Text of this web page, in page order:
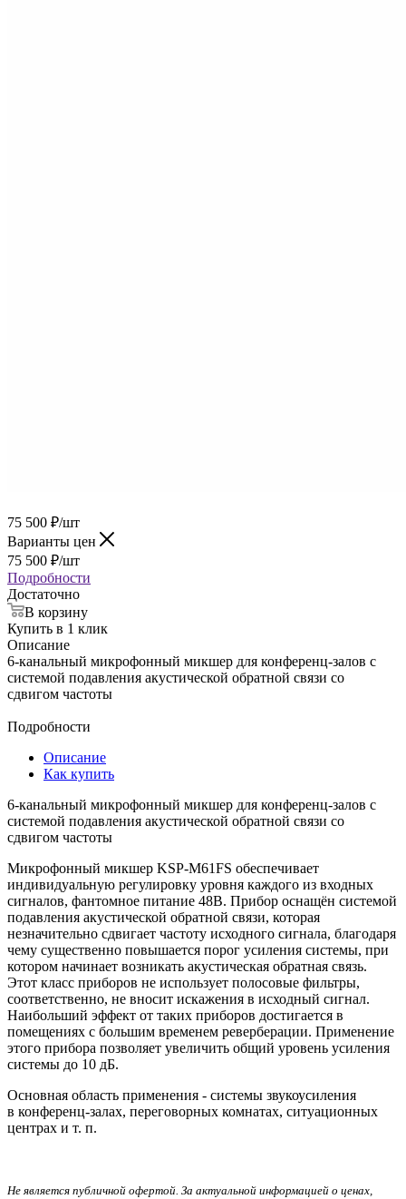
75 500 ₽/шт
Варианты цен
75 500 ₽/шт
Подробности
Достаточно
В корзину
Купить в 1 клик
Описание
6-канальный микрофонный микшер для конференц-залов с
системой подавления акустической обратной связи со
сдвигом частоты
Подробности
Описание
Как купить
6-канальный микрофонный микшер для конференц-залов с
системой подавления акустической обратной связи со
сдвигом частоты
Микрофонный микшер KSP-M61FS обеспечивает
индивидуальную регулировку уровня каждого из входных
сигналов, фантомное питание 48В. Прибор оснащён системой
подавления акустической обратной связи, которая
незначительно сдвигает частоту исходного сигнала, благодаря
чему существенно повышается порог усиления системы, при
котором начинает возникать акустическая обратная связь.
Этот класс приборов не использует полосовые фильтры,
соответственно, не вносит искажения в исходный сигнал.
Наибольший эффект от таких приборов достигается в
помещениях с большим временем реверберации. Применение
этого прибора позволяет увеличить общий уровень усиления
системы до 10 дБ.
Основная область применения - системы звукоусиления
в конференц-залах, переговорных комнатах, ситуационных
центрах и т. п.
Не является публичной офертой. За актуальной информацией о ценах,